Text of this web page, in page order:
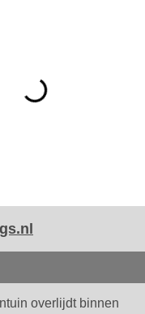
overlijdt binnen